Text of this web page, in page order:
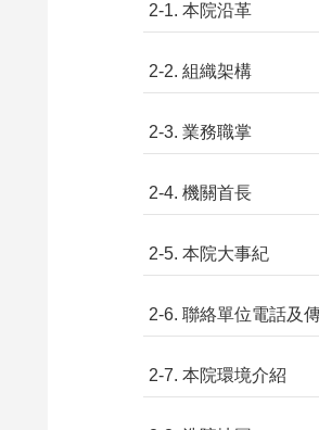
2-1. 本院沿革
2-2. 組織架構
2-3. 業務職掌
2-4. 機關首長
2-5. 本院大事紀
2-6. 聯絡單位電話及
2-7. 本院環境介紹